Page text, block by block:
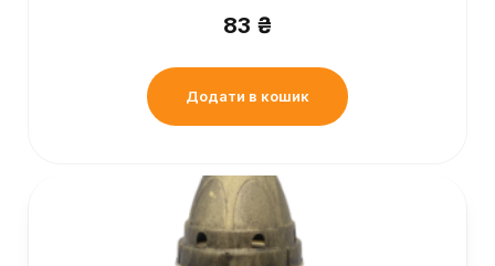
83 ₴
Додати в кошик